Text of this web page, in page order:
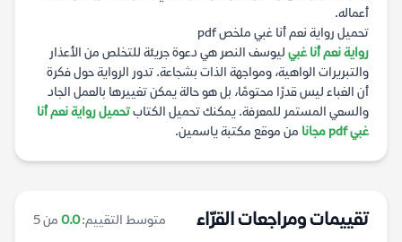
أعماله.
تحميل رواية نعم أنا غبي ملخص pdf
رواية نعم أنا غبي ليوسف النصر هي دعوة جريئة للتخلص من الأعذار
والتبريرات الواهية، ومواجهة الذات بشجاعة. تدور الرواية حول فكرة
أن الغباء ليس قدرًا محتومًا، بل هو حالة يمكن تغييرها بالعمل الجاد
والسعي المستمر للمعرفة. يمكنك تحميل الكتابتحميل رواية نعم أنا
غبي pdf مجانا
من موقع مكتبة ياسمين.
تقييمات ومراجعات القرّاء متوسط التقييم:0.0 من 5